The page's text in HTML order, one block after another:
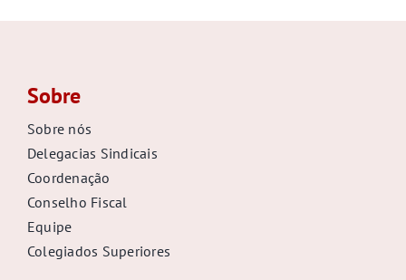
Sobre
Sobre nós
Delegacias Sindicais
Coordenação
Conselho Fiscal
Equipe
Colegiados Superiores